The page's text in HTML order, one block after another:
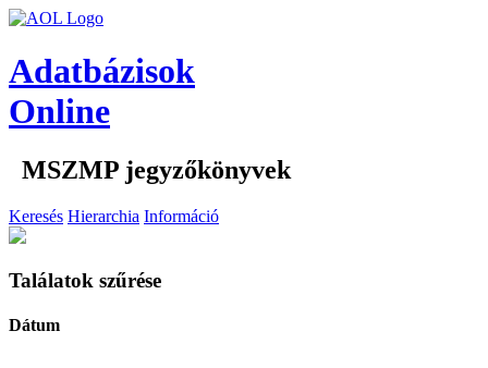
Adatbázisok
Online
MSZMP jegyzőkönyvek
Keresés Hierarchia Információ
Találatok szűrése
Dátum